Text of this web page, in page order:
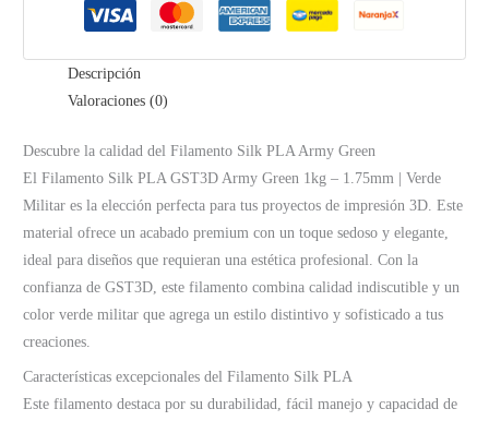
Militar
cantidad
Descripción
Valoraciones (0)
Descubre la calidad del Filamento Silk PLA Army Green
El Filamento Silk PLA GST3D Army Green 1kg – 1.75mm | Verde
Militar es la elección perfecta para tus proyectos de impresión 3D. Este
material ofrece un acabado premium con un toque sedoso y elegante,
ideal para diseños que requieran una estética profesional. Con la
confianza de GST3D, este filamento combina calidad indiscutible y un
color verde militar que agrega un estilo distintivo y sofisticado a tus
creaciones.
Características excepcionales del Filamento Silk PLA
Este filamento destaca por su durabilidad, fácil manejo y capacidad de